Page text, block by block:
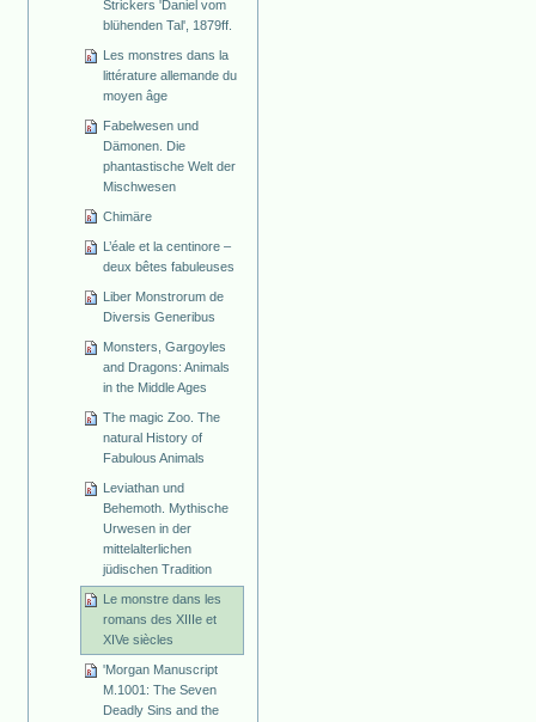
Strickers 'Daniel vom
blühenden Tal', 1879ff.
Les monstres dans la
littérature allemande du
moyen âge
Fabelwesen und
Dämonen. Die
phantastische Welt der
Mischwesen
Chimäre
L’éale et la centinore –
deux bêtes fabuleuses
Liber Monstrorum de
Diversis Generibus
Monsters, Gargoyles
and Dragons: Animals
in the Middle Ages
The magic Zoo. The
natural History of
Fabulous Animals
Leviathan und
Behemoth. Mythische
Urwesen in der
mittelalterlichen
jüdischen Tradition
Le monstre dans les
romans des XIIIe et
XIVe siècles
'Morgan Manuscript
M.1001: The Seven
Deadly Sins and the